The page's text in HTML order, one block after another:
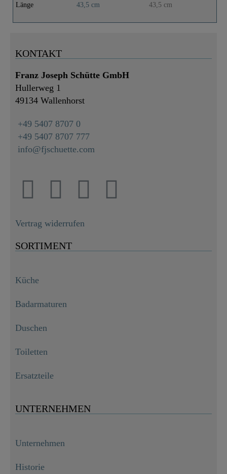
Länge 43,5 cm 43,5 cm
KONTAKT
Franz Joseph Schütte GmbH
Hullerweg 1
49134 Wallenhorst
+49 5407 8707 0
+49 5407 8707 777
info@fjschuette.com
Vertrag widerrufen
SORTIMENT
Küche
Badarmaturen
Duschen
Toiletten
Ersatzteile
UNTERNEHMEN
Unternehmen
Historie